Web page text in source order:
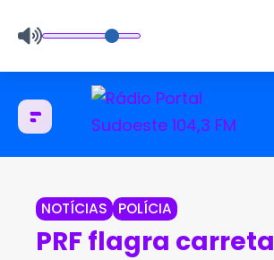
NOTÍCIAS POLÍCIA
PRF flagra carreta